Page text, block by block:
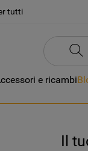
tutti
e ricambi
Il